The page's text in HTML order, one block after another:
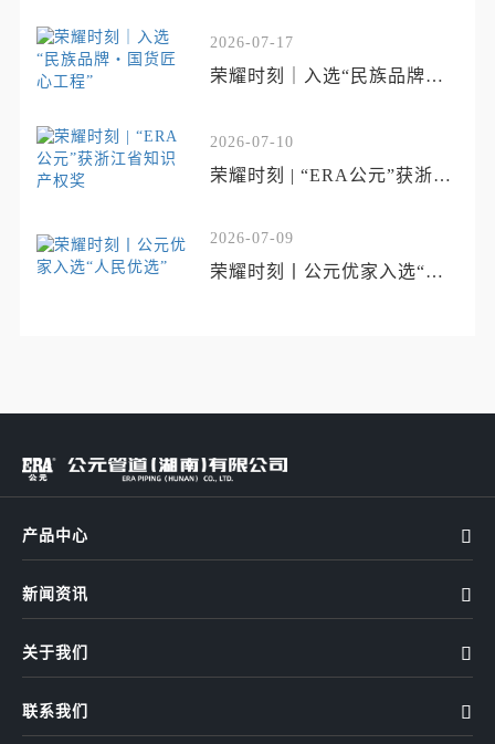
2026-07-17
荣耀时刻｜入选“民族品牌・
2026-07-10
荣耀时刻 | “ERA公元”获浙江
2026-07-09
荣耀时刻丨公元优家入选“人
产品中心 
新闻资讯 
关于我们 
联系我们 